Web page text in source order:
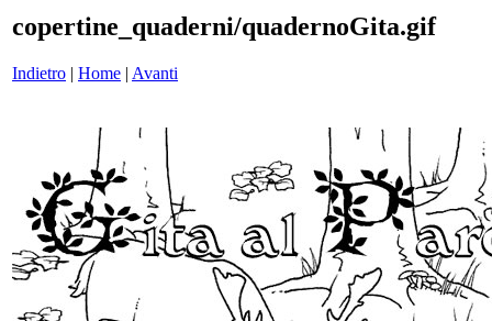
copertine_quaderni/quadernoGita.gif
Indietro | Home | Avanti